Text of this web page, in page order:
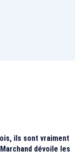
ils sont vraiment
dévoile les